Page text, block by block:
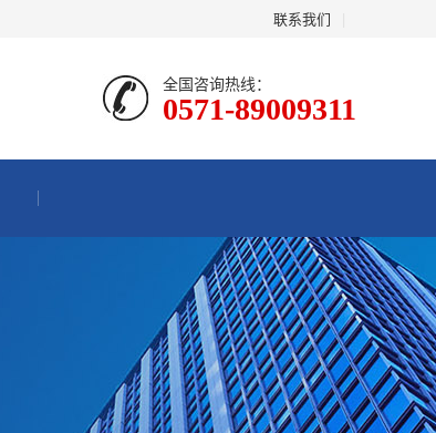
联系我们
全国咨询热线：
0571-89009311